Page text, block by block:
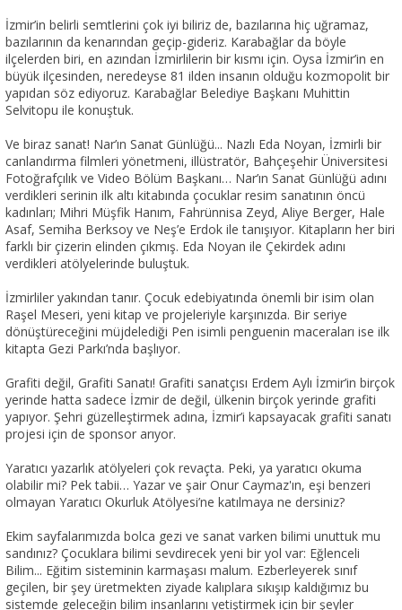
İzmir’in belirli semtlerini çok iyi biliriz de, bazılarına hiç uğramaz,
bazılarının da kenarından geçip-gideriz. Karabağlar da böyle
ilçelerden biri, en azından İzmirlilerin bir kısmı için. Oysa İzmir’in en
büyük ilçesinden, neredeyse 81 ilden insanın olduğu kozmopolit bir
yapıdan söz ediyoruz. Karabağlar Belediye Başkanı Muhittin
Selvitopu ile konuştuk.
Ve biraz sanat! Nar’ın Sanat Günlüğü... Nazlı Eda Noyan, İzmirli bir
canlandırma filmleri yönetmeni, illüstratör, Bahçeşehir Üniversitesi
Fotoğrafçılık ve Video Bölüm Başkanı… Nar’ın Sanat Günlüğü adını
verdikleri serinin ilk altı kitabında çocuklar resim sanatının öncü
kadınları; Mihri Müşfik Hanım, Fahrünnisa Zeyd, Aliye Berger, Hale
Asaf, Semiha Berksoy ve Neş’e Erdok ile tanışıyor. Kitapların her biri
farklı bir çizerin elinden çıkmış. Eda Noyan ile Çekirdek adını
verdikleri atölyelerinde buluştuk.
İzmirliler yakından tanır. Çocuk edebiyatında önemli bir isim olan
Raşel Meseri, yeni kitap ve projeleriyle karşınızda. Bir seriye
dönüştüreceğini müjdelediği Pen isimli penguenin maceraları ise ilk
kitapta Gezi Parkı’nda başlıyor.
Grafiti değil, Grafiti Sanatı! Grafiti sanatçısı Erdem Aylı İzmir’in birçok
yerinde hatta sadece İzmir de değil, ülkenin birçok yerinde grafiti
yapıyor. Şehri güzelleştirmek adına, İzmir’i kapsayacak grafiti sanatı
projesi için de sponsor arıyor.
Yaratıcı yazarlık atölyeleri çok revaçta. Peki, ya yaratıcı okuma
olabilir mi? Pek tabii… Yazar ve şair Onur Caymaz'ın, eşi benzeri
olmayan Yaratıcı Okurluk Atölyesi’ne katılmaya ne dersiniz?
Ekim sayfalarımızda bolca gezi ve sanat varken bilimi unuttuk mu
sandınız? Çocuklara bilimi sevdirecek yeni bir yol var: Eğlenceli
Bilim... Eğitim sisteminin karmaşası malum. Ezberleyerek sınıf
geçilen, bir şey üretmekten ziyade kalıplara sıkışıp kaldığımız bu
sistemde geleceğin bilim insanlarını yetiştirmek için bir şeyler